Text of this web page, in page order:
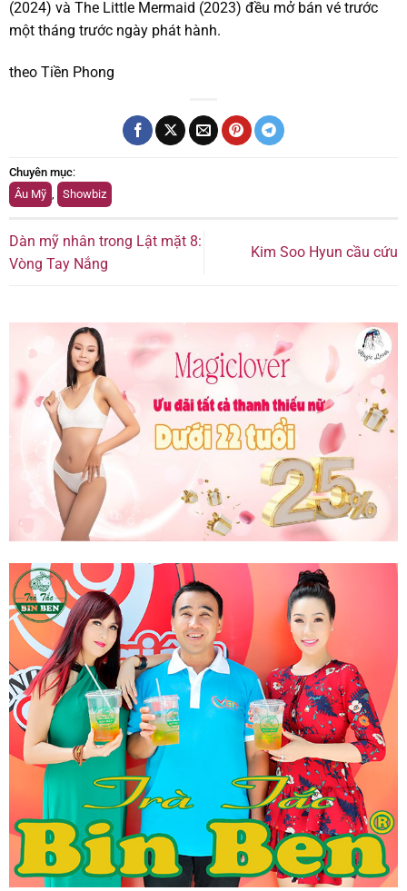
(2024) và The Little Mermaid (2023) đều mở bán vé trước
một tháng trước ngày phát hành.
theo Tiền Phong
Chuyên mục:
Âu Mỹ , Showbiz
Dàn mỹ nhân trong Lật mặt 8:
Vòng Tay Nắng
Kim Soo Hyun cầu cứu